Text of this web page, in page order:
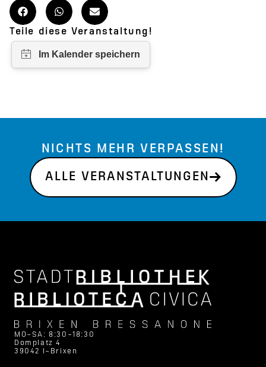
Teile diese Veranstaltung!
NICHTS MEHR VERPASSEN!
ALLE VERANSTALTUNGEN
MO–SA: 8:30–18:30
Domplatz 4
39042 I–Brixen